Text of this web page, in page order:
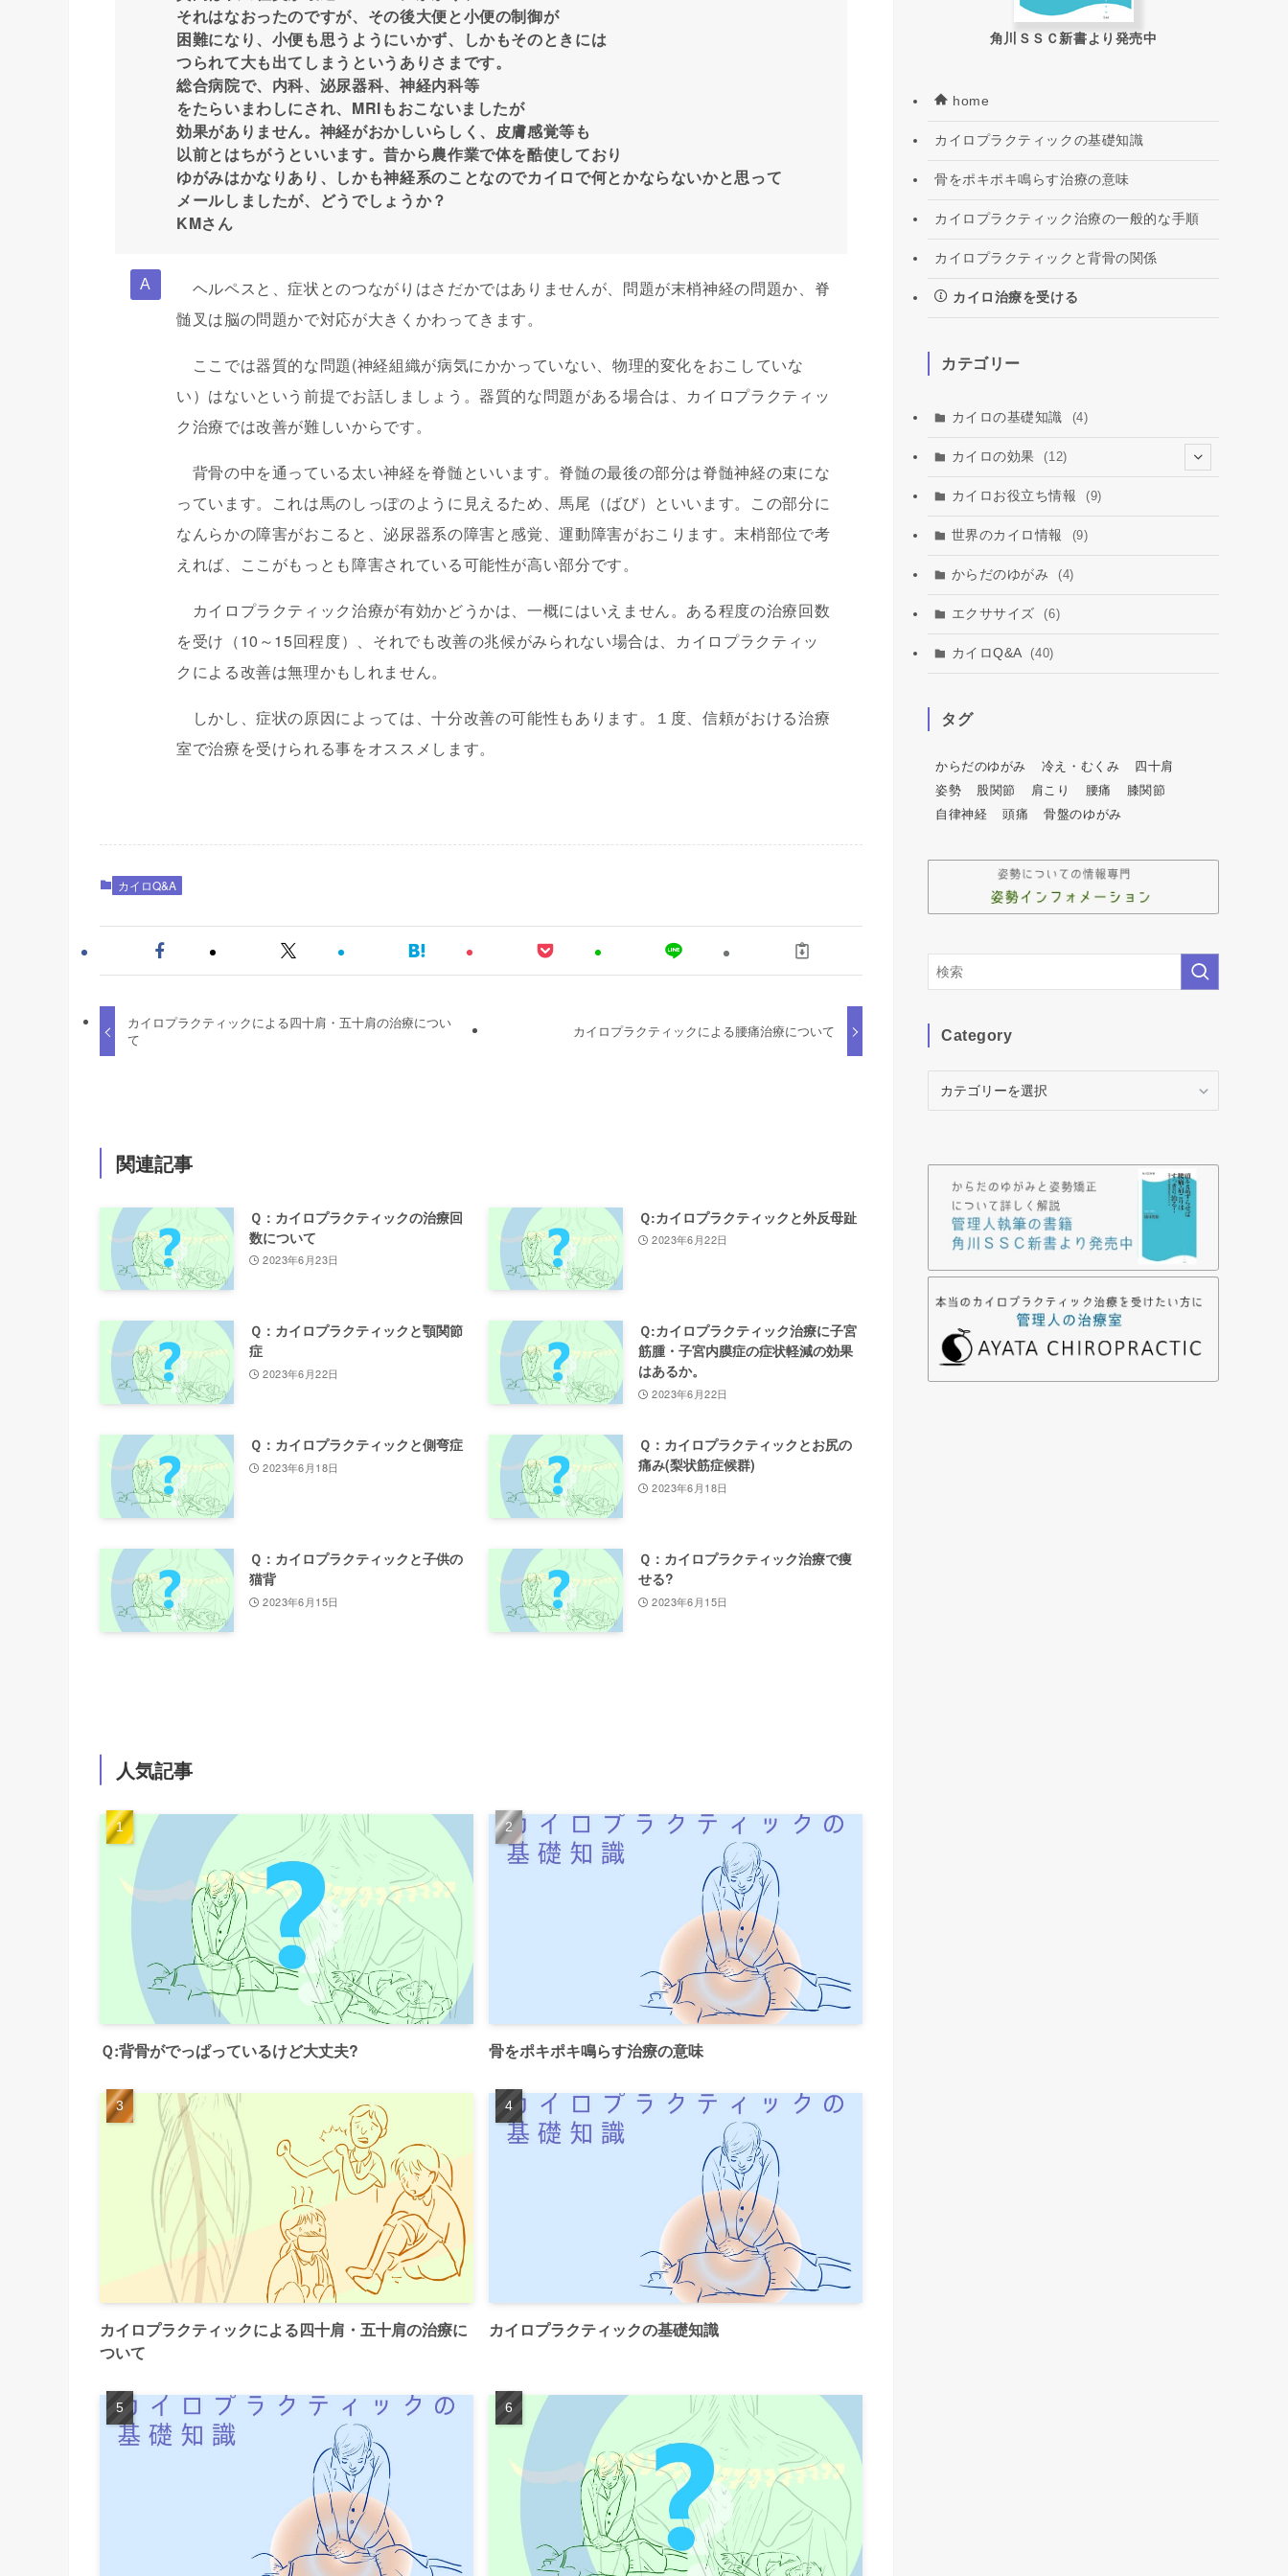
それはなおったのですが、その後大便と小便の制御が
困難になり、小便も思うようにいかず、しかもそのときには
つられて大も出てしまうというありさまです。
総合病院で、内科、泌尿器科、神経内科等
をたらいまわしにされ、MRIもおこないましたが
効果がありません。神経がおかしいらしく、皮膚感覚等も
以前とはちがうといいます。昔から農作業で体を酷使しており
ゆがみはかなりあり、しかも神経系のことなのでカイロで何とかならないかと思って
メールしましたが、どうでしょうか？
KMさん
ヘルペスと、症状とのつながりはさだかではありませんが、問題が末梢神経の問題か、脊
髄叉は脳の問題かで対応が大きくかわってきます。
ここでは器質的な問題(神経組織が病気にかかっていない、物理的変化をおこしていな
い）はないという前提でお話しましょう。器質的な問題がある場合は、カイロプラクティッ
ク治療では改善が難しいからです。
背骨の中を通っている太い神経を脊髄といいます。脊髄の最後の部分は脊髄神経の束にな
っています。これは馬のしっぽのように見えるため、馬尾（ばび）といいます。この部分に
なんらかの障害がおこると、泌尿器系の障害と感覚、運動障害がおこります。末梢部位で考
えれば、ここがもっとも障害されている可能性が高い部分です。
カイロプラクティック治療が有効かどうかは、一概にはいえません。ある程度の治療回数
を受け（10～15回程度）、それでも改善の兆候がみられない場合は、カイロプラクティッ
クによる改善は無理かもしれません。
しかし、症状の原因によっては、十分改善の可能性もあります。１度、信頼がおける治療
室で治療を受けられる事をオススメします。
カイロQ&A
カイロプラクティックによる四十肩・五十肩の治療につい
て
カイロプラクティックによる腰痛治療について
関連記事
Ｑ：カイロプラクティックの治療回
数について
2023年6月23日
Ｑ:カイロプラクティックと外反母趾
2023年6月22日
Ｑ：カイロプラクティックと顎関節
症
2023年6月22日
Ｑ:カイロプラクティック治療に子宮
筋腫・子宮内膜症の症状軽減の効果
はあるか。
2023年6月22日
Ｑ：カイロプラクティックと側弯症
2023年6月18日
Ｑ：カイロプラクティックとお尻の
痛み(梨状筋症候群)
2023年6月18日
Ｑ：カイロプラクティックと子供の
猫背
2023年6月15日
Ｑ：カイロプラクティック治療で痩
せる?
2023年6月15日
人気記事
Ｑ:背骨がでっぱっているけど大丈夫? 骨をポキポキ鳴らす治療の意味
カイロプラクティックによる四十肩・五十肩の治療に
ついて
カイロプラクティックの基礎知識
角川ＳＳＣ新書より発売中
home
カイロプラクティックの基礎知識
骨をポキポキ鳴らす治療の意味
カイロプラクティック治療の一般的な手順
カイロプラクティックと背骨の関係
カイロ治療を受ける
カテゴリー
カイロの基礎知識 (4)
カイロの効果 (12)
(2)
(3)
カイロお役立ち情報 (9)
世界のカイロ情報 (9)
からだのゆがみ (4)
エクササイズ (6)
カイロQ&A (40)
タグ
からだのゆがみ 冷え・むくみ
四十肩
姿勢
股関節 肩こり 腰痛
膝関節
自律神経
頭痛 骨盤のゆがみ
Category